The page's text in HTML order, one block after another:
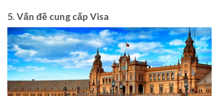
5. Vấn đề cung cấp Visa